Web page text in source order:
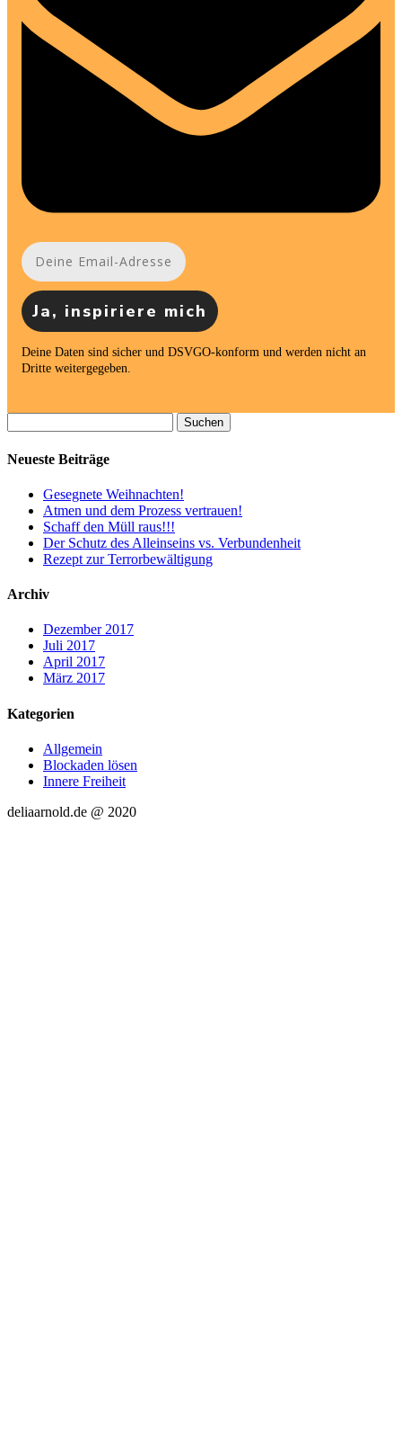
Ja, inspiriere mich
Deine Daten sind sicher und DSVGO-konform und werden nicht an
Dritte weitergegeben.
nach:
Neueste Beiträge
Gesegnete Weihnachten!
Atmen und dem Prozess vertrauen!
Schaff den Müll raus!!!
Der Schutz des Alleinseins vs. Verbundenheit
Rezept zur Terrorbewältigung
Archiv
Dezember 2017
Juli 2017
April 2017
März 2017
Kategorien
Allgemein
Blockaden lösen
Innere Freiheit
deliaarnold.de @ 2020